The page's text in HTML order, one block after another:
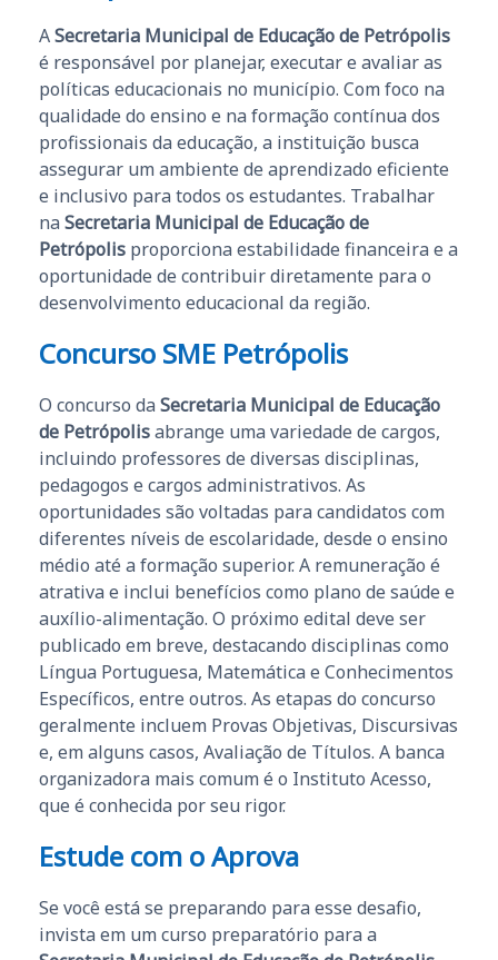
ASecretaria Municipal de Educação de Petrópolis
é responsável por planejar, executar e avaliar as
políticas educacionais no município. Com foco na
qualidade do ensino e na formação contínua dos
profissionais da educação, a instituição busca
assegurar um ambiente de aprendizado eficiente
e inclusivo para todos os estudantes. Trabalhar
na Secretaria Municipal de Educação de
Petrópolis proporciona estabilidade financeira e a
oportunidade de contribuir diretamente para o
desenvolvimento educacional da região.
Concurso SME Petrópolis
O concurso da Secretaria Municipal de Educação
de Petrópolisabrange uma variedade de cargos,
incluindo professores de diversas disciplinas,
pedagogos e cargos administrativos. As
oportunidades são voltadas para candidatos com
diferentes níveis de escolaridade, desde o ensino
médio até a formação superior. A remuneração é
atrativa e inclui benefícios como plano de saúde e
auxílio-alimentação. O próximo edital deve ser
publicado em breve, destacando disciplinas como
Língua Portuguesa, Matemática e Conhecimentos
Específicos, entre outros. As etapas do concurso
geralmente incluem Provas Objetivas, Discursivas
e, em alguns casos, Avaliação de Títulos. A banca
organizadora mais comum é o Instituto Acesso,
que é conhecida por seu rigor.
Estude com o Aprova
Se você está se preparando para esse desafio,
invista em um curso preparatório para a